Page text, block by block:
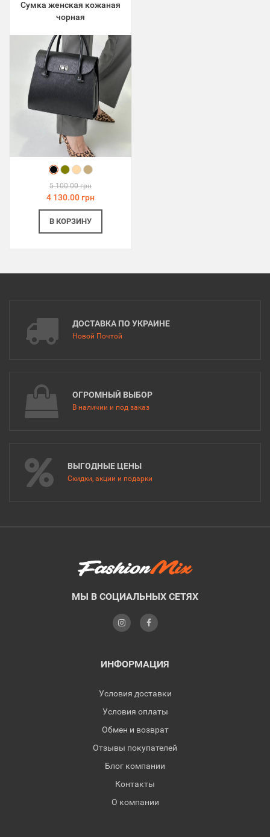
Сумка женская кожаная
чорная
5 100.00 грн
4 130.00 грн
В КОРЗИНУ
ДОСТАВКА ПО УКРАИНЕ
Новой Почтой
ОГРОМНЫЙ ВЫБОР
В наличии и под заказ
ВЫГОДНЫЕ ЦЕНЫ
Скидки, акции и подарки
МЫ В СОЦИАЛЬНЫХ СЕТЯХ
ИНФОРМАЦИЯ
Условия доставки
Условия оплаты
Обмен и возврат
Отзывы покупателей
Блог компании
Контакты
О компании